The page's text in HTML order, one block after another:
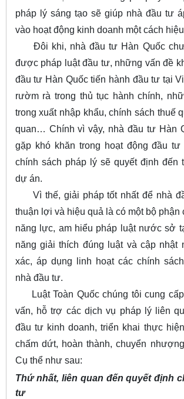
pháp lý sáng tạo sẽ giúp nhà đầu tư
vào hoạt động kinh doanh một cách
Đôi khi, nhà đầu tư Hàn Quốc
được pháp luật đầu tư, những vấn đề
đầu tư Hàn Quốc tiến hành đầu tư tại
rườm rà trong thủ tục hành chính,
trong xuất nhập khẩu, chính sách thuế
quan… Chính vì vậy, nhà đầu tư Hàn
gặp khó khăn trong hoạt động đầu tư
chính sách pháp lý sẽ quyết định đến
dự án.
Vì thế, giải pháp tốt nhất để nhà
thuận lợi và hiệu quả là có một bộ phận
năng lực, am hiểu pháp luật nước sở
năng giải thích đúng luật và cập nhật
xác, áp dụng linh hoạt các chính
nhà đầu tư.
Luật Toàn Quốc chúng tôi cung
vấn, hỗ trợ các dịch vụ pháp lý liên
đầu tư kinh doanh, triển khai thực
chấm dứt, hoàn thành, chuyển
Cụ thể như sau:
Thứ nhất, liên quan đến quyết định
tư